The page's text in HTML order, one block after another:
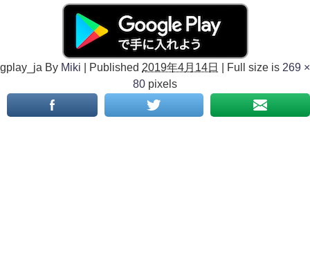
gplay_ja By Miki Published 2019年4月14日 Full size is 269 ×
80 pixels